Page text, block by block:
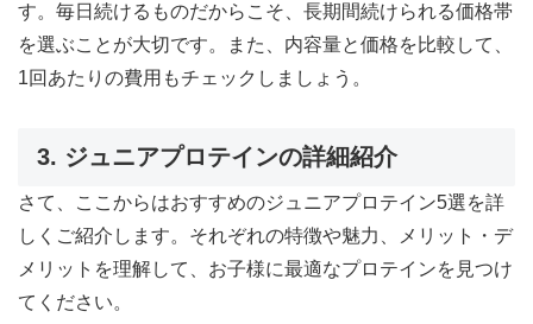
す。毎日続けるものだからこそ、長期間続けられる価格帯
を選ぶことが大切です。また、内容量と価格を比較して、
1回あたりの費用もチェックしましょう。
3. ジュニアプロテインの詳細紹介
さて、ここからはおすすめのジュニアプロテイン5選を詳
しくご紹介します。それぞれの特徴や魅力、メリット・デ
メリットを理解して、お子様に最適なプロテインを見つけ
てください。